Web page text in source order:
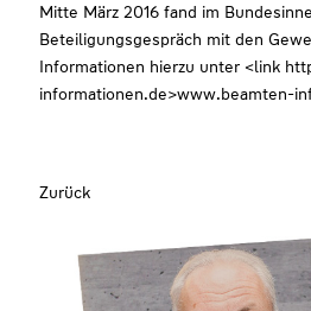
Mitte März 2016 fand im
Beteiligungsgespräch mit den
Informationen hierzu unter <link
informationen.de>www.beamten-
Zurück